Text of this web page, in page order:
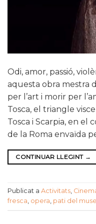
Odi, amor, passió,
aquesta obra mestra
per l’art i morir per
Tosca, el triangle
Tosca i Scarpia, en el
de la Roma envaïda
CONTINUAR LLEGINT →
Publicat a Activitats,
fresca, opera, pati del